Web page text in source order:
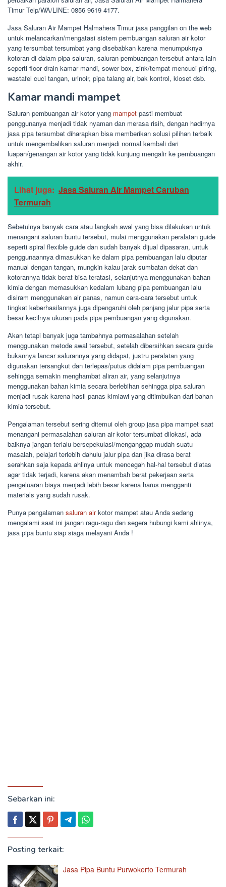
Timur Telp/WA/LINE: 0856 9619 4177.
Jasa Saluran Air Mampet Halmahera Timur jasa panggilan on the web
untuk melancarkan/mengatasi sistem pembuangan saluran air kotor
yang tersumbat tersumbat yang disebabkan karena menumpuknya
kotoran di dalam pipa saluran, saluran pembuangan tersebut antara lain
seperti floor drain kamar mandi, sower box, zink/tempat mencuci piring,
wastafel cuci tangan, urinoir, pipa talang air, bak kontrol, kloset dsb.
Kamar mandi mampet
Saluran pembuangan air kotor yang mampet pasti membuat
penggunanya menjadi tidak nyaman dan merasa risih, dengan hadirnya
jasa pipa tersumbat diharapkan bisa memberikan solusi pilihan terbaik
untuk mengembalikan saluran menjadi normal kembali dari
luapan/genangan air kotor yang tidak kunjung mengalir ke pembuangan
akhir.
Lihat juga: Jasa Saluran Air Mampet Caruban
Termurah
Sebetulnya banyak cara atau langkah awal yang bisa dilakukan untuk
menangani saluran buntu tersebut, mulai menggunakan peralatan guide
seperti spiral flexible guide dan sudah banyak dijual dipasaran, untuk
penggunaannya dimasukkan ke dalam pipa pembuangan lalu diputar
manual dengan tangan, mungkin kalau jarak sumbatan dekat dan
kotorannya tidak berat bisa teratasi, selanjutnya menggunakan bahan
kimia dengan memasukkan kedalam lubang pipa pembuangan lalu
disiram menggunakan air panas, namun cara-cara tersebut untuk
tingkat keberhasilannya juga dipengaruhi oleh panjang jalur pipa serta
besar kecilnya ukuran pada pipa pembuangan yang digunakan.
Akan tetapi banyak juga tambahnya permasalahan setelah
menggunakan metode awal tersebut, setelah dibersihkan secara guide
bukannya lancar salurannya yang didapat, justru peralatan yang
digunakan tersangkut dan terlepas/putus didalam pipa pembuangan
sehingga semakin menghambat aliran air, yang selanjutnya
menggunakan bahan kimia secara berlebihan sehingga pipa saluran
menjadi rusak karena hasil panas kimiawi yang ditimbulkan dari bahan
kimia tersebut.
Pengalaman tersebut sering ditemui oleh group jasa pipa mampet saat
menangani permasalahan saluran air kotor tersumbat dilokasi, ada
baiknya jangan terlalu bersepekulasi/menganggap mudah suatu
masalah, pelajari terlebih dahulu jalur pipa dan jika dirasa berat
serahkan saja kepada ahlinya untuk mencegah hal-hal tersebut diatas
agar tidak terjadi, karena akan menambah berat pekerjaan serta
pengeluaran biaya menjadi lebih besar karena harus mengganti
materials yang sudah rusak.
Punya pengalaman saluran airkotor mampet atau Anda sedang
mengalami saat ini jangan ragu-ragu dan segera hubungi kami ahlinya,
jasa pipa buntu siap siaga melayani Anda !
Sebarkan ini:
Posting terkait:
Jasa Pipa Buntu Purwokerto Termurah